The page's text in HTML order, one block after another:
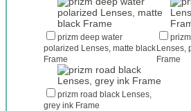
prizm deep water
polarized Lenses, matte black
Frame
Lenses,
Frame
prizm road black Lenses,
grey ink Frame